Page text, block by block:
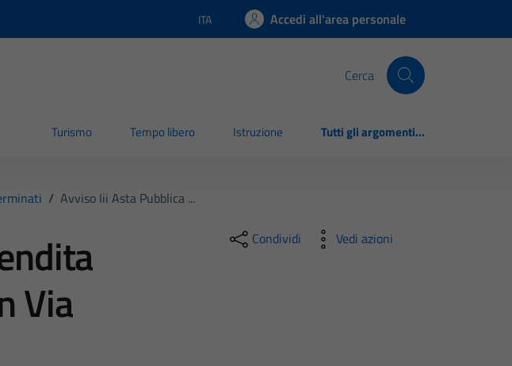
Lingua attiva:
ITA Accedi all'area personale
Cerca
Turismo Tempo libero Istruzione Tutti gli argomenti...
/ Avviso Iii Asta Pubblica ...
Via
Condividi Vedi azioni